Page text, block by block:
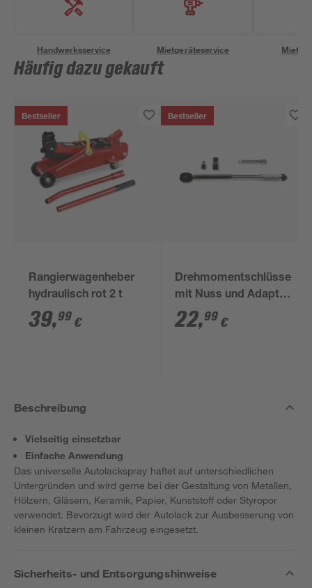
Handwerksservice Mietgeräteservice
Häufig dazu gekauft
Bestseller
Rangierwagenheber
hydraulisch rot 2 t
39,99 €
Bestseller
Drehmomentschlüssel
mit Nuss und Adapter
1/2"
22,99 €
Beschreibung
Vielseitig einsetzbar
Einfache Anwendung
Das universelle Autolackspray haftet auf unterschiedlichen
Untergründen und wird gerne bei der Gestaltung von Metallen,
Hölzern, Gläsern, Keramik, Papier, Kunststoff oder Styropor
verwendet. Bevorzugt wird der Autolack zur Ausbesserung von
kleinen Kratzern am Fahrzeug eingesetzt.
Sicherheits- und Entsorgungshinweise